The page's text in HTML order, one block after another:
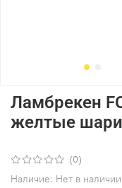
(0)
Наличие: Нет в наличии
Ламбрекен
желтые